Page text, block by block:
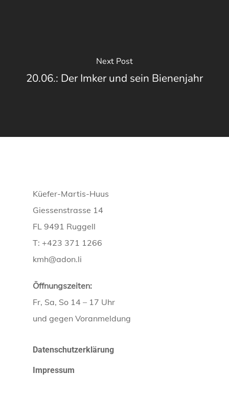
Next Post
20.06.: Der Imker und sein Bienenjahr
Küefer-Martis-Huus
Giessenstrasse 14
FL 9491 Ruggell
T: +423 371 1266
kmh@adon.li
Öffnungszeiten:
Fr, Sa, So 14 – 17 Uhr
und gegen Voranmeldung
Datenschutzerklärung
Impressum